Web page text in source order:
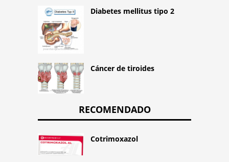
Diabetes mellitus tipo 2
Cáncer de tiroides
RECOMENDADO
Cotrimoxazol